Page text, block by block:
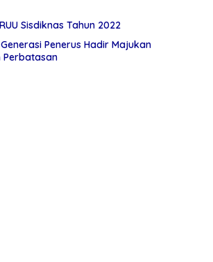
Sisdiknas Tahun 2022
Penerus Hadir Majukan
Perbatasan